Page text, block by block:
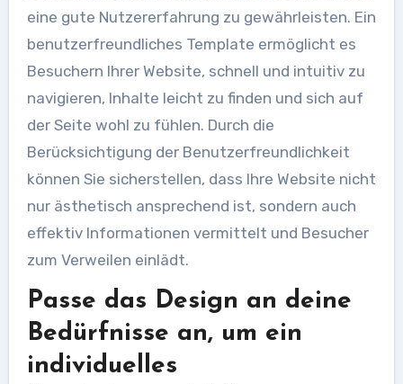
eine gute Nutzererfahrung zu gewährleisten. Ein
benutzerfreundliches Template ermöglicht es
Besuchern Ihrer Website, schnell und intuitiv zu
navigieren, Inhalte leicht zu finden und sich auf
der Seite wohl zu fühlen. Durch die
Berücksichtigung der Benutzerfreundlichkeit
können Sie sicherstellen, dass Ihre Website nicht
nur ästhetisch ansprechend ist, sondern auch
effektiv Informationen vermittelt und Besucher
zum Verweilen einlädt.
Passe das Design an deine
Bedürfnisse an, um ein
individuelles